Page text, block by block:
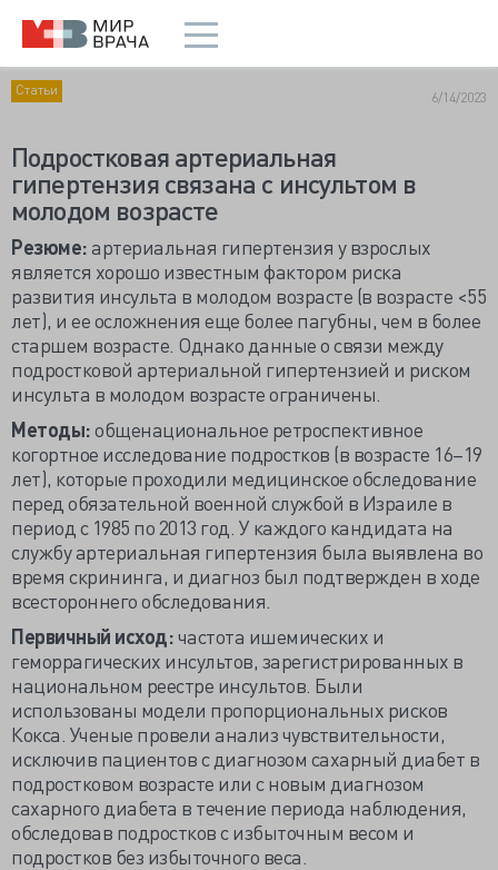
Статьи 6/14/2023
Подростковая артериальная
гипертензия связана с инсультом в
молодом возрасте
Резюме:артериальная гипертензия у взрослых
является хорошо известным фактором риска
развития инсульта в молодом возрасте (в возрасте <55
лет), и ее осложнения еще более пагубны, чем в более
старшем возрасте. Однако данные о связи между
подростковой артериальной гипертензией и риском
инсульта в молодом возрасте ограничены.
Методы:общенациональное ретроспективное
когортное исследование подростков (в возрасте 16–19
лет), которые проходили медицинское обследование
перед обязательной военной службой в Израиле в
период с 1985 по 2013 год. У каждого кандидата на
службу артериальная гипертензия была выявлена во
время скрининга, и диагноз был подтвержден в ходе
всестороннего обследования.
Первичный исход:частота ишемических и
геморрагических инсультов, зарегистрированных в
национальном реестре инсультов. Были
использованы модели пропорциональных рисков
Кокса. Ученые провели анализ чувствительности,
исключив пациентов с диагнозом сахарный диабет в
подростковом возрасте или с новым диагнозом
сахарного диабета в течение периода наблюдения,
обследовав подростков с избыточным весом и
подростков без избыточного веса.